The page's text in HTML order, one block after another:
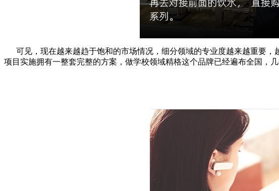
可见，现在越来越趋于饱和的市场情况，细分领域的专业度越来越重要，
项目实施拥有一整套完整的方案，做学校领域精格这个品牌已经遍布全国，